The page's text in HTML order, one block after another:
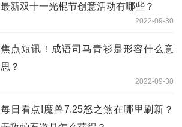
最新双十一光棍节创意活动有哪些？
2022-09-30
焦点短讯！成语司马青衫是形容什么意
思？
2022-09-30
每日看点!魔兽7.25怒之煞在哪里刷新？